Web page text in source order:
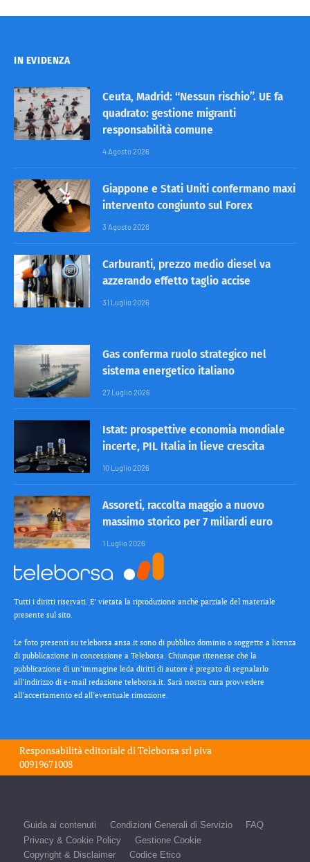
IN EVIDENZA
Ceuta, Madrid: “Nessun rischio”. UE fa
quadrato: gestione migranti
responsabilità comune
4 Agosto 2026
Giappone e Stati Uniti confermano maxi
intervento congiunto sul Forex
3 Agosto 2026
Carburanti, prezzo medio diesel va
azzerando effetto taglio accise
31 Luglio 2026
Gas conferma ruolo strategico nel
sistema energetico italiano
27 Luglio 2026
Istat: prospettive economia mondiale
incerte, PIL Italia in lieve crescita
10 Luglio 2026
Assoreti, raccolta maggio a nuovo
massimo storico per 7 miliardi euro
1 Luglio 2026
Tutti i diritti riservati. E’ vietata la riproduzione anche parziale del materiale
presente sul sito.
Le foto presenti su teleborsa.ansa.it sono di pubblico dominio o soggette a licenza
di pubblicazione in concessione a Teleborsa. Chiunque ritenesse che la
pubblicazione di un’immagine leda diritti di autore è pregato di segnalarlo
all’indirizzo di e-mail redazione teleborsa.it. Sarà nostra cura provvedere
all’accertamento ed all’eventuale rimozione.
Responsabilità editoriale diTeleborsa srlpiva
00919671008
Guida ai contenuti Condizioni Generali di Servizio
FAQ
Privacy & Cookie Policy
Gestione Cookie
Copyright & Disclaimer
Codice Etico